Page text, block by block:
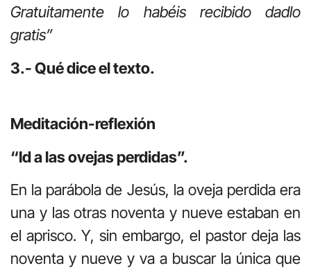
Gratuitamente lo habéis recibido dadlo
gratis”
3.- Qué dice el texto.
Meditación-reflexión
“Id a las ovejas perdidas”.
En la parábola de Jesús, la oveja perdida era
una y las otras noventa y nueve estaban en
el aprisco. Y, sin embargo, el pastor deja las
noventa y nueve y va a buscar la única que